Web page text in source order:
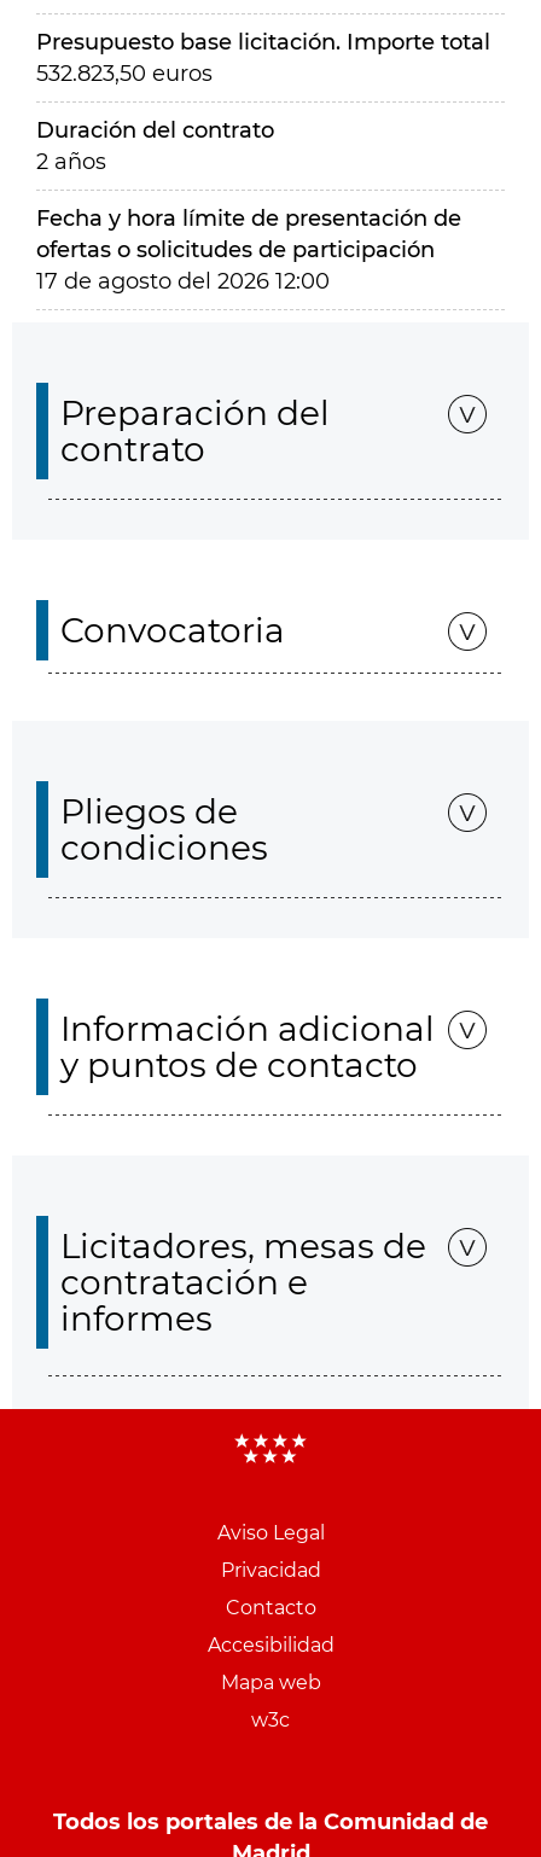
Presupuesto base licitación. Importe total
532.823,50 euros
Duración del contrato
2 años
Fecha y hora límite de presentación de
ofertas o solicitudes de participación
17 de agosto del 2026 12:00
Preparación del
contrato
Convocatoria
Pliegos de
condiciones
Información adicional
y puntos de contacto
Licitadores, mesas de
contratación e
informes
Aviso Legal
Privacidad
Contacto
Accesibilidad
Mapa web
w3c
Todos los portales de la Comunidad de